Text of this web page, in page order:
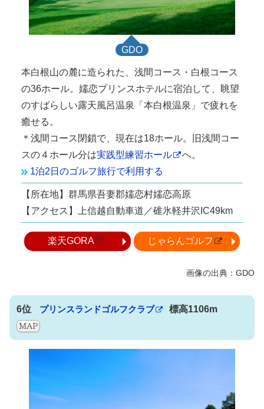
GDO
本白根山の麓に造られた、浅間コース・白根コース
の36ホール。嬬恋プリンスホテルに宿泊して、眺望
のすばらしい露天風呂温泉「本白根温泉」で疲れを
癒せる。
＊浅間コース閉鎖で、現在は18ホール。旧浅間コー
スの４ホール分は実践型練習ホール
へ。
1泊2日のゴルフ旅行で利用する
【所在地】群馬県吾妻郡嬬恋村嬬恋高原
【アクセス】上信越自動車道／碓氷軽井沢IC49km
楽天GORA じゃらんゴルフ
6位 プリンスランドゴルフクラブ 標高1106m